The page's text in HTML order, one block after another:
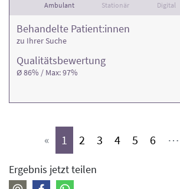
Ambulant Stationär Digital
Qualitäts­bewertung
Ø 86% / Max: 97%
Behandelte Patient:innen
zu Ihrer Suche
« 1 (aktiv)
2 (aktiv)
3 (aktiv)
4(aktiv)
5 (aktiv)
6 (aktiv)
⋯
Ergebnis jetzt teilen